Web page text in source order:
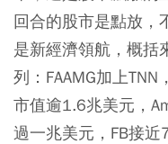
回合的股市是點放，
是新經濟領航，概括
列：FAAMG加上
市值逾1.6兆美元，
過一兆美元，FB接